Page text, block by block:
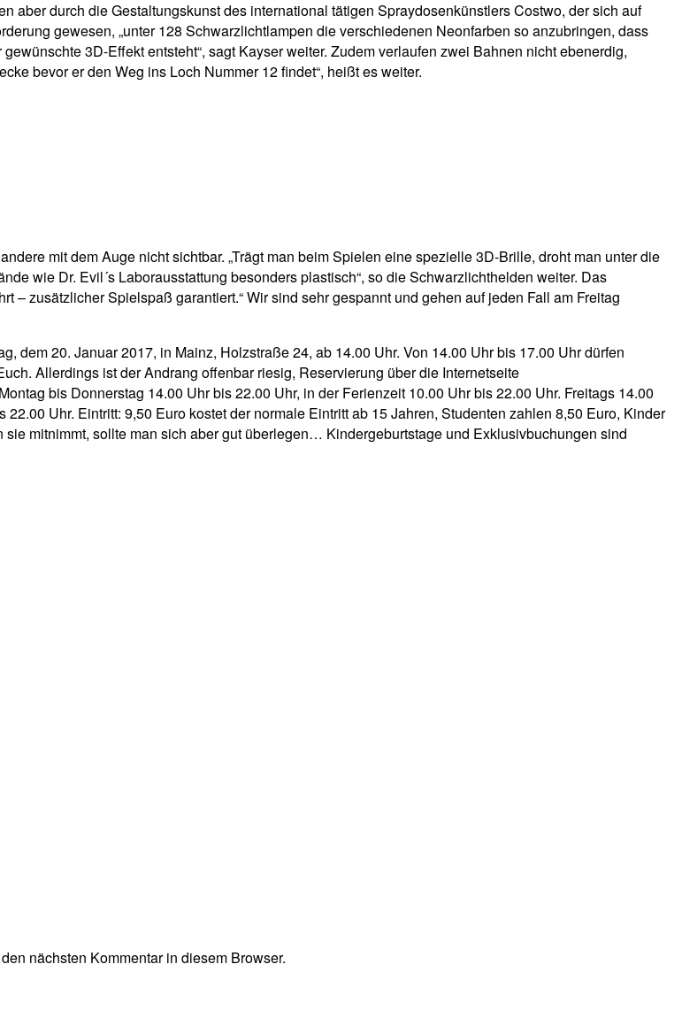
aber durch die Gestaltungskunst des international tätigen Spraydosenkünstlers Costwo, der sich auf
gewesen, „unter 128 Schwarzlichtlampen die verschiedenen Neonfarben so anzubringen, dass
3D-Effekt entsteht“, sagt Kayser weiter. Zudem verlaufen zwei Bahnen nicht ebenerdig,
bevor er den Weg ins Loch Nummer 12 findet“, heißt es weiter.
mit dem Auge nicht sichtbar. „Trägt man beim Spielen eine spezielle 3D-Brille, droht man unter die
wie Dr. Evil´s Laborausstattung besonders plastisch“, so die Schwarzlichthelden weiter. Das
– zusätzlicher Spielspaß garantiert.“ Wir sind sehr gespannt und gehen auf jeden Fall am Freitag
dem 20. Januar 2017, in Mainz, Holzstraße 24, ab 14.00 Uhr. Von 14.00 Uhr bis 17.00 Uhr dürfen
Allerdings ist der Andrang offenbar riesig, Reservierung über die Internetseite
bis Donnerstag 14.00 Uhr bis 22.00 Uhr, in der Ferienzeit 10.00 Uhr bis 22.00 Uhr. Freitags 14.00
Uhr. Eintritt: 9,50 Euro kostet der normale Eintritt ab 15 Jahren, Studenten zahlen 8,50 Euro, Kinder
mitnimmt, sollte man sich aber gut überlegen… Kindergeburtstage und Exklusivbuchungen sind
nächsten Kommentar in diesem Browser.